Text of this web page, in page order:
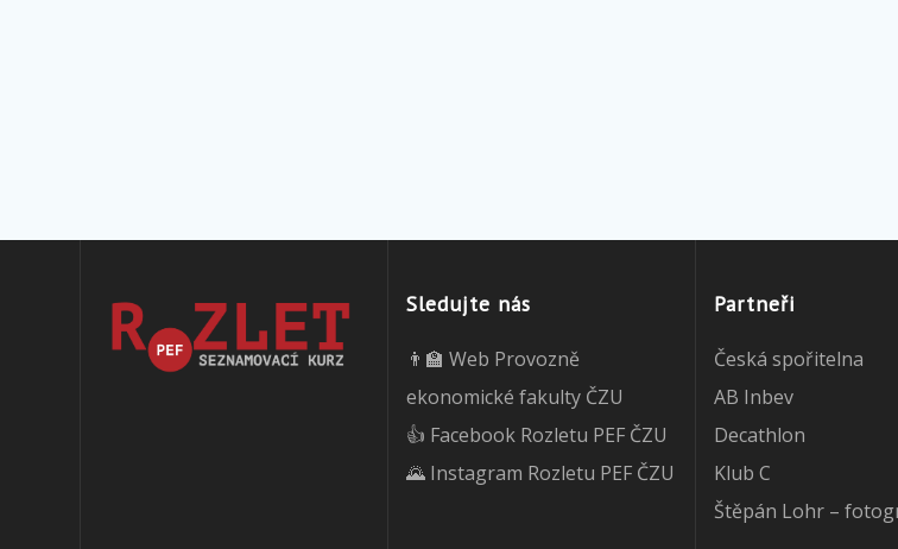
Sledujte nás
👨‍🏫 Web Provozně
ekonomické fakulty ČZU
👍 Facebook Rozletu PEF ČZU
🌄 Instagram Rozletu PEF ČZU
Partneři
Česká spořitelna
AB Inbev
Decathlon
Klub C
Štěpán Lohr –